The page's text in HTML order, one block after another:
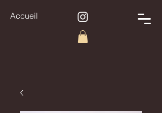
Accueil